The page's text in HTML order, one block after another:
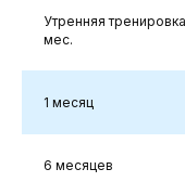
Утренняя
мес.
1 месяц
6 месяцев